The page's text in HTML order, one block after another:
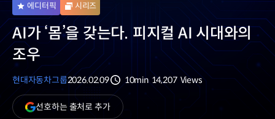
에디터픽 시리즈
AI가 ‘몸’을 갖는다. 피지컬 AI 시대와의
조우
현대자동차그룹2026.02.09
10min 14,207 Views
선호하는 출처로 추가(새